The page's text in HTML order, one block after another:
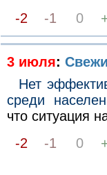
-2
-1 0
3 июля:
Нет
среди
что ситуация
-2
-1 0